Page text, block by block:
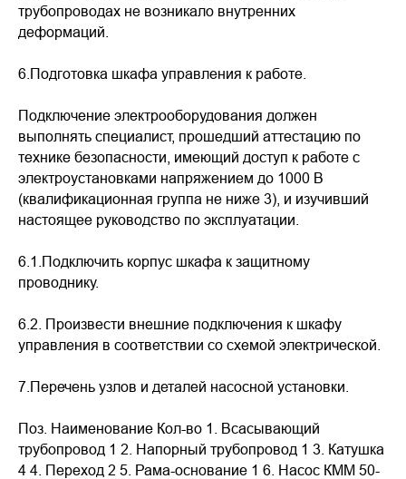
трубопроводах не возникало внутренних
деформаций.
6.Подготовка шкафа управления к работе.
Подключение электрооборудования должен
выполнять специалист, прошедший аттестацию по
технике безопасности, имеющий доступ к работе с
электроустановками напряжением до 1000 В
(квалификационная группа не ниже 3), и изучивший
настоящее руководство по эксплуатации.
6.1.Подключить корпус шкафа к защитному
проводнику.
6.2. Произвести внешние подключения к шкафу
управления в соответствии со схемой электрической.
7.Перечень узлов и деталей насосной установки.
Поз. Наименование Кол-во 1. Всасывающий
трубопровод 1 2. Напорный трубопровод 1 3. Катушка
4 4. Переход 2 5. Рама-основание 1 6. Насос КММ 50-